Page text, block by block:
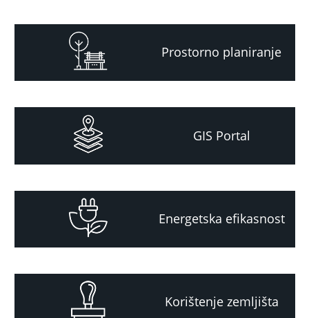
Prostorno planiranje
GIS Portal
Energetska efikasnost
Korištenje zemljišta